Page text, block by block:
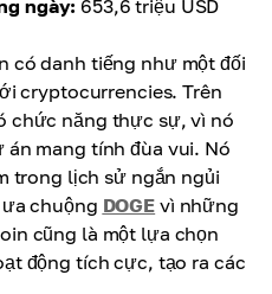
ngày: 653,6 triệu USD
có danh tiếng như một đối
cryptocurrencies. Trên
chức năng thực sự, vì nó
mang tính đùa vui. Nó
trong lịch sử ngắn ngủi
chuộng DOGE vì những
cũng là một lựa chọn
động tích cực, tạo ra các